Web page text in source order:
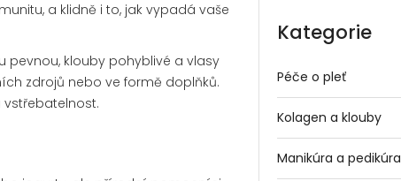
a klidně i to, jak vypadá vaše
pevnou, klouby pohyblivé a vlasy
zdrojů nebo ve formě doplňků.
Kategorie
Péče o pleť
Kolagen a klouby
Manikúra a pedikúra